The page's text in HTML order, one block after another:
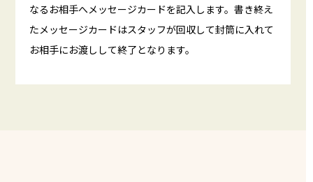
なるお相手へメッセージカードを記入します。書き終え
たメッセージカードはスタッフが回収して封筒に入れて
お相手にお渡しして終了となります。